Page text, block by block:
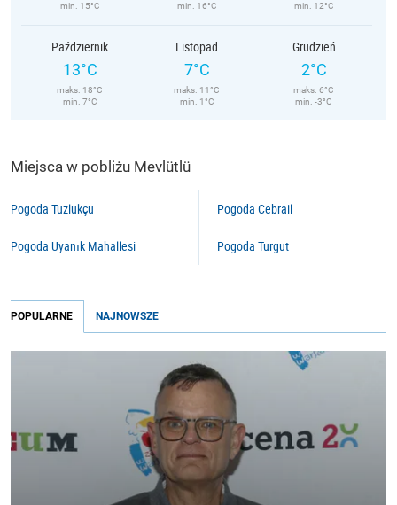
min. 15°C
min. 16°C
min. 12°C
Październik
13°C
maks. 18°C
min. 7°C
Listopad
7°C
maks. 11°C
min. 1°C
Grudzień
2°C
maks. 6°C
min. -3°C
Miejsca w pobliżu Mevlütlü
Pogoda Tuzlukçu
Pogoda Uyanık Mahallesi
Pogoda Cebrail
Pogoda Turgut
POPULARNE NAJNOWSZE